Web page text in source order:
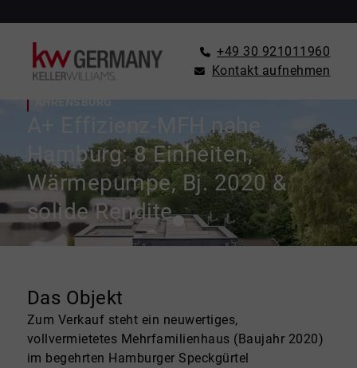
+49 30 921011960
Kontakt aufnehmen
ZINSHAUS / RENDITEOBJEKT ZU KAUFEN IN
AHRENSBURG
A+ Effizienz-MFH nahe
Hamburg: 8 Einheiten,
Wärmepumpe, Bj. 2020 &
solide Rendite
Das Objekt
Zum Verkauf steht ein neuwertiges,
vollvermietetes Mehrfamilienhaus (Baujahr 2020)
im begehrten Hamburger Speckgürtel